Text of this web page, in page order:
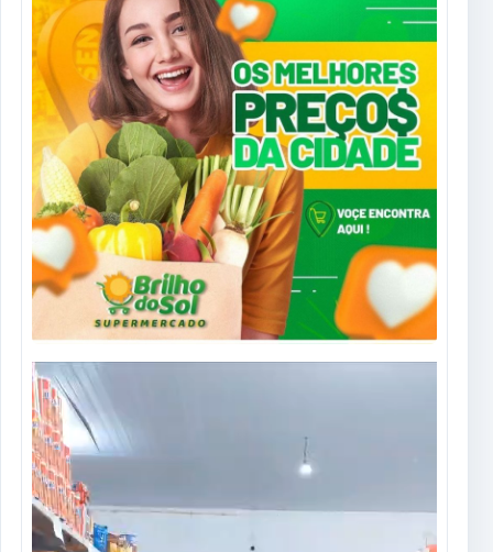
Tocador
de
vídeo